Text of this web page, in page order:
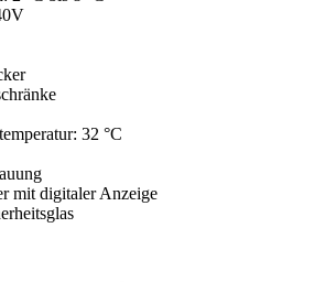
32 °C
mit digitaler Anzeige